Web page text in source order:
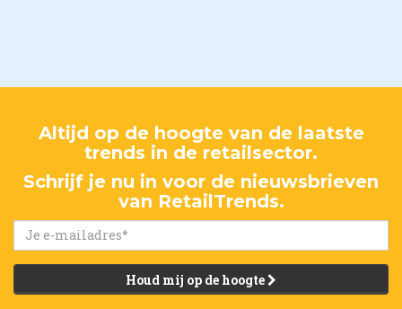
Altijd op de hoogte van de laatste
trends in de retailsector.
Schrijf je nu in voor de nieuwsbrieven
van RetailTrends.
Houd mij op de hoogte